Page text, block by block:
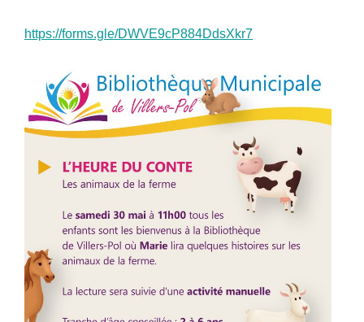
https://forms.gle/DWVE9cP884DdsXkr7